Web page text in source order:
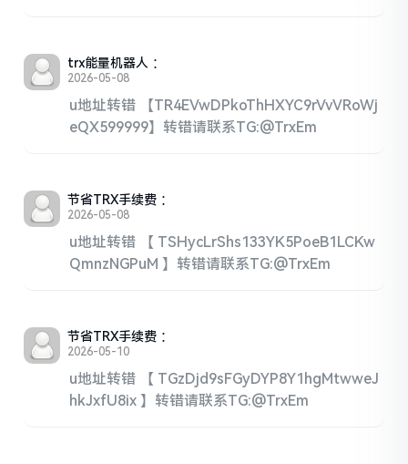
trx能量机器人 ：
2026-05-08
u地址转错 【TR4EVwDPkoThHXYC9rVvVRoWj
eQX599999】转错请联系TG:@TrxEm
节省TRX手续费 ：
2026-05-08
u地址转错 【 TSHycLrShs133YK5PoeB1LCKw
QmnzNGPuM 】转错请联系TG:@TrxEm
节省TRX手续费 ：
2026-05-10
u地址转错 【 TGzDjd9sFGyDYP8Y1hgMtwweJ
hkJxfU8ix 】转错请联系TG:@TrxEm